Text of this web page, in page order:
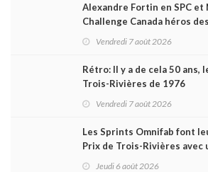
Alexandre Fortin en SPC
Challenge Canada héros
Vendredi 7 août 2026
Rétro: Il y a de cela 50 ans,
Trois-Rivières de 1976
Vendredi 7 août 2026
Les Sprints Omnifab font
Prix de Trois-Rivières avec
Jeudi 6 août 2026